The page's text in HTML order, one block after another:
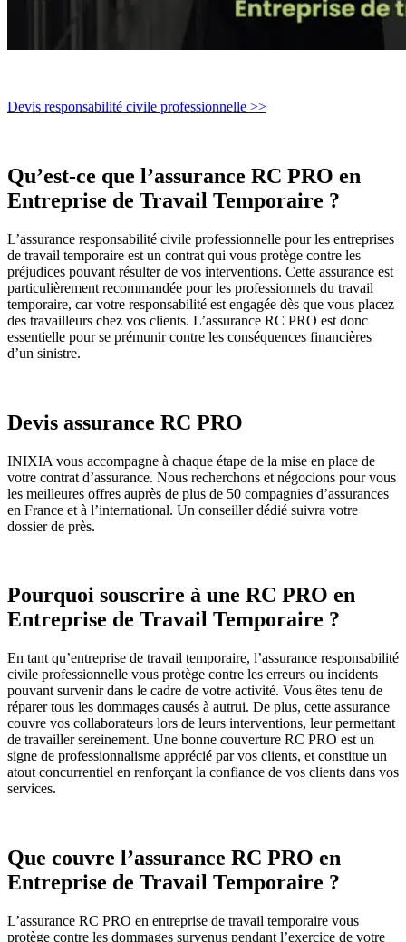
Devis responsabilité civile professionnelle >>
Qu’est-ce que l’assurance RC PRO en
Entreprise de Travail Temporaire ?
L’assurance responsabilité civile professionnelle pour les entreprises
de travail temporaire est un contrat qui vous protège contre les
préjudices pouvant résulter de vos interventions. Cette assurance est
particulièrement recommandée pour les professionnels du travail
temporaire, car votre responsabilité est engagée dès que vous placez
des travailleurs chez vos clients. L’assurance RC PRO est donc
essentielle pour se prémunir contre les conséquences financières
d’un sinistre.
Devis assurance RC PRO
INIXIA vous accompagne à chaque étape de la mise en place de
votre contrat d’assurance. Nous recherchons et négocions pour vous
les meilleures offres auprès de plus de 50 compagnies d’assurances
en France et à l’international. Un conseiller dédié suivra votre
dossier de près.
Pourquoi souscrire à une RC PRO en
Entreprise de Travail Temporaire ?
En tant qu’entreprise de travail temporaire, l’assurance responsabilité
civile professionnelle vous protège contre les erreurs ou incidents
pouvant survenir dans le cadre de votre activité. Vous êtes tenu de
réparer tous les dommages causés à autrui. De plus, cette assurance
couvre vos collaborateurs lors de leurs interventions, leur permettant
de travailler sereinement. Une bonne couverture RC PRO est un
signe de professionnalisme apprécié par vos clients, et constitue un
atout concurrentiel en renforçant la confiance de vos clients dans vos
services.
Que couvre l’assurance RC PRO en
Entreprise de Travail Temporaire ?
L’assurance RC PRO en entreprise de travail temporaire vous
protège contre les dommages survenus pendant l’exercice de votre